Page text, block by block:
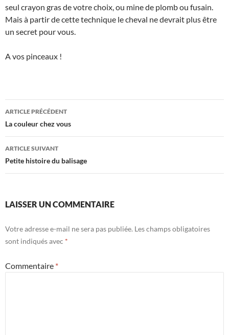
seul crayon gras de votre choix, ou mine de plomb ou fusain.
Mais à partir de cette technique le cheval ne devrait plus être
un secret pour vous.
A vos pinceaux !
Navigation
des
articles
ARTICLE PRÉCÉDENT
La couleur chez vous
ARTICLE SUIVANT
Petite histoire du balisage
LAISSER UN COMMENTAIRE
Votre adresse e-mail ne sera pas publiée. Les champs obligatoires
sont indiqués avec *
Commentaire *